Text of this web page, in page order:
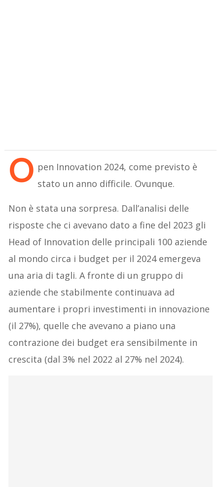
O pen Innovation 2024, come previsto è
stato un anno difficile. Ovunque.
Non è stata una sorpresa. Dall’analisi delle
risposte che ci avevano dato a fine del 2023 gli
Head of Innovation delle principali 100 aziende
al mondo circa i budget per il 2024 emergeva
una aria di tagli. A fronte di un gruppo di
aziende che stabilmente continuava ad
aumentare i propri investimenti in innovazione
(il 27%), quelle che avevano a piano una
contrazione dei budget era sensibilmente in
crescita (dal 3% nel 2022 al 27% nel 2024).